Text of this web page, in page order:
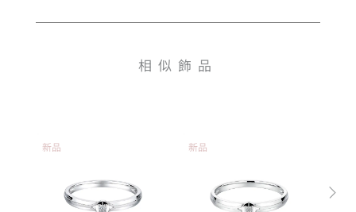
相似飾品
新品 新品